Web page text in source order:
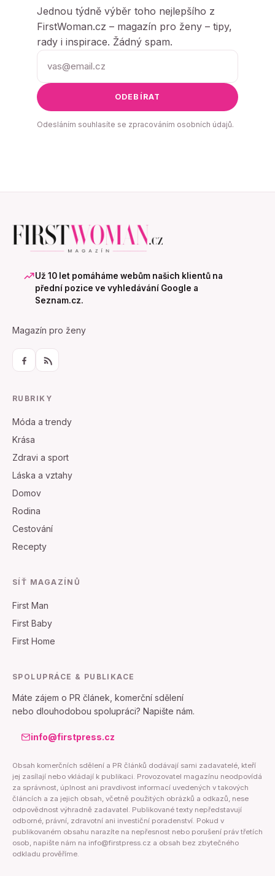
Jednou týdně výběr toho nejlepšího z
FirstWoman.cz – magazín pro ženy – tipy,
rady i inspirace. Žádný spam.
ODEBÍRAT
Odesláním souhlasíte se zpracováním osobních údajů.
Už 10 let pomáháme webům našich klientů na
přední pozice ve vyhledávání Google a
Seznam.cz.
Magazín pro ženy
RUBRIKY
Móda a trendy
Krása
Zdravi a sport
Láska a vztahy
Domov
Rodina
Cestování
Recepty
SÍŤ MAGAZÍNŮ
First Man
First Baby
First Home
SPOLUPRÁCE & PUBLIKACE
Máte zájem o PR článek, komerční sdělení
nebo dlouhodobou spolupráci? Napište nám.
info@firstpress.cz
Obsah komerčních sdělení a PR článků dodávají sami zadavatelé, kteří
jej zasílají nebo vkládají k publikaci. Provozovatel magazínu neodpovídá
za správnost, úplnost ani pravdivost informací uvedených v takových
článcích a za jejich obsah, včetně použitých obrázků a odkazů, nese
odpovědnost výhradně zadavatel. Publikované texty nepředstavují
odborné, právní, zdravotní ani investiční poradenství. Pokud v
publikovaném obsahu narazíte na nepřesnost nebo porušení práv třetích
osob, napište nám na info@firstpress.cz a obsah bez zbytečného
odkladu prověříme.